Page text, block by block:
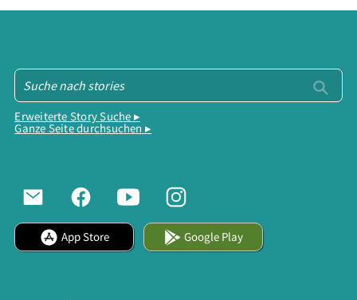
Erweiterte Story Suche ▸
Ganze Seite durchsuchen ▸
App Store Google Play